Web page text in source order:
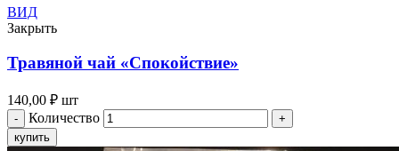
ВИД
Закрыть
Травяной чай «Спокойствие»
140,00 ₽ шт
Количество
купить